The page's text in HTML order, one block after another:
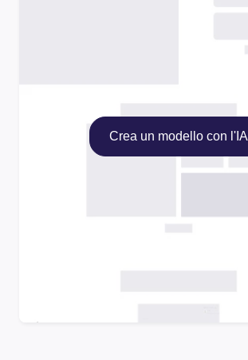
Crea un modello con l'IA